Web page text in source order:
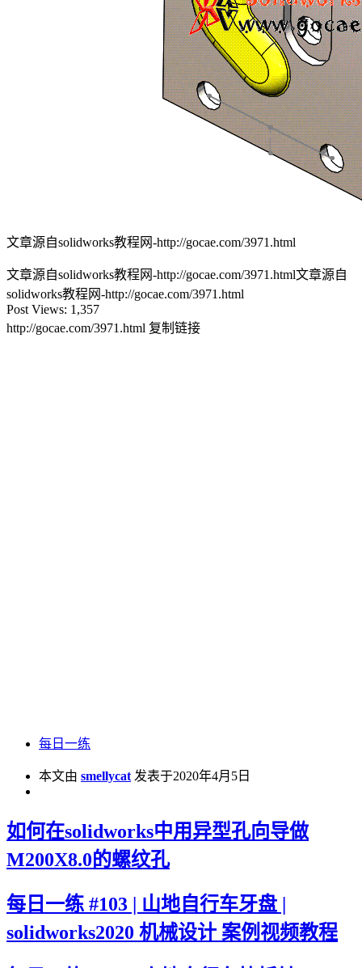
文章源自solidworks教程网-http://gocae.com/3971.html
文章源自solidworks教程网-http://gocae.com/3971.html文章源自
solidworks教程网-http://gocae.com/3971.html
Post Views: 1,357
http://gocae.com/3971.html 复制链接
每日一练
本文由 smellycat 发表于2020年4月5日
如何在solidworks中用异型孔向导做
M200X8.0的螺纹孔
每日一练 #103 | 山地自行车牙盘 |
solidworks2020 机械设计 案例视频教程